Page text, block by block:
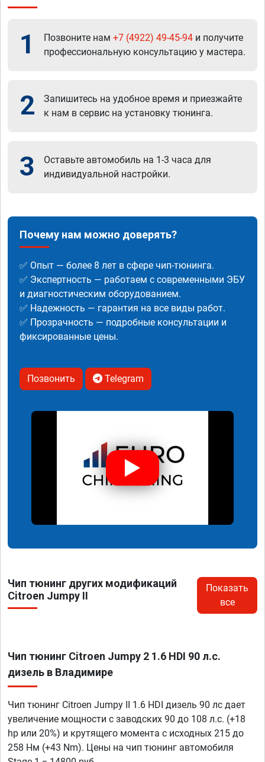
1 Позвоните нам +7 (4922) 49-45-94 и получите
профессиональную консультацию у мастера.
2
Запишитесь на удобное время и приезжайте
к нам в сервис на установку тюнинга.
3
Оставьте автомобиль на 1-3 часа для
индивидуальной настройки.
Почему нам можно доверять?
✅ Опыт — более 8 лет в сфере чип-тюнинга.
✅ Экспертность — работаем с современными ЭБУ
и диагностическим оборудованием.
✅ Надежность — гарантия на все виды работ.
✅ Прозрачность — подробные консультации и
фиксированные цены.
Позвонить Telegram
Чип тюнинг других модификаций
Citroen Jumpy II
Показать
все
Чип тюнинг Citroen Jumpy 2 1.6 HDI 90 л.с.
дизель в Владимире
Чип тюнинг Citroen Jumpy II 1.6 HDI дизель 90 лс дает
увеличение мощности с заводских 90 до 108 л.с. (+18
hp или 20%) и крутящего момента с исходных 215 до
258 Нм (+43 Nm). Цены на чип тюнинг автомобиля